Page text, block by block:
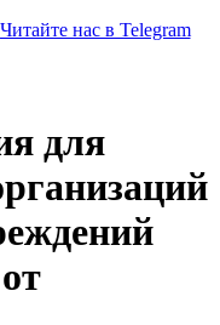
Читайте нас в Telegram
для